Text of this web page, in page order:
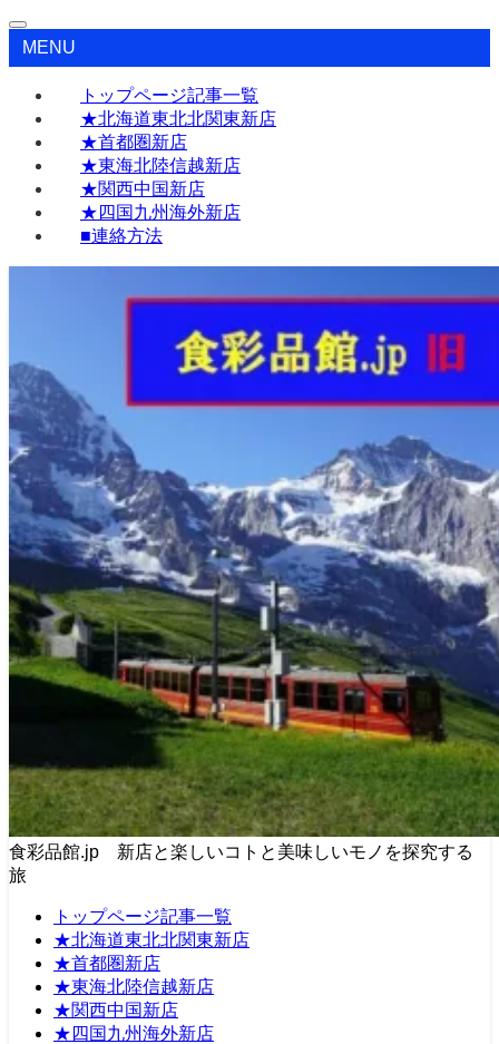
MENU
トップページ記事一覧
★北海道東北北関東新店
★首都圏新店
★東海北陸信越新店
★関西中国新店
★四国九州海外新店
■連絡方法
食彩品館.jp 新店と楽しいコトと美味しいモノを探究する
旅
トップページ記事一覧
★北海道東北北関東新店
★首都圏新店
★東海北陸信越新店
★関西中国新店
★四国九州海外新店